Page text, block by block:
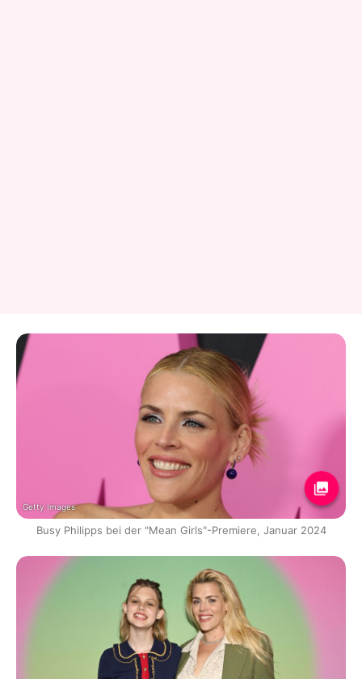
Getty Images
Busy Philipps bei der "Mean Girls"-Premiere, Januar 2024